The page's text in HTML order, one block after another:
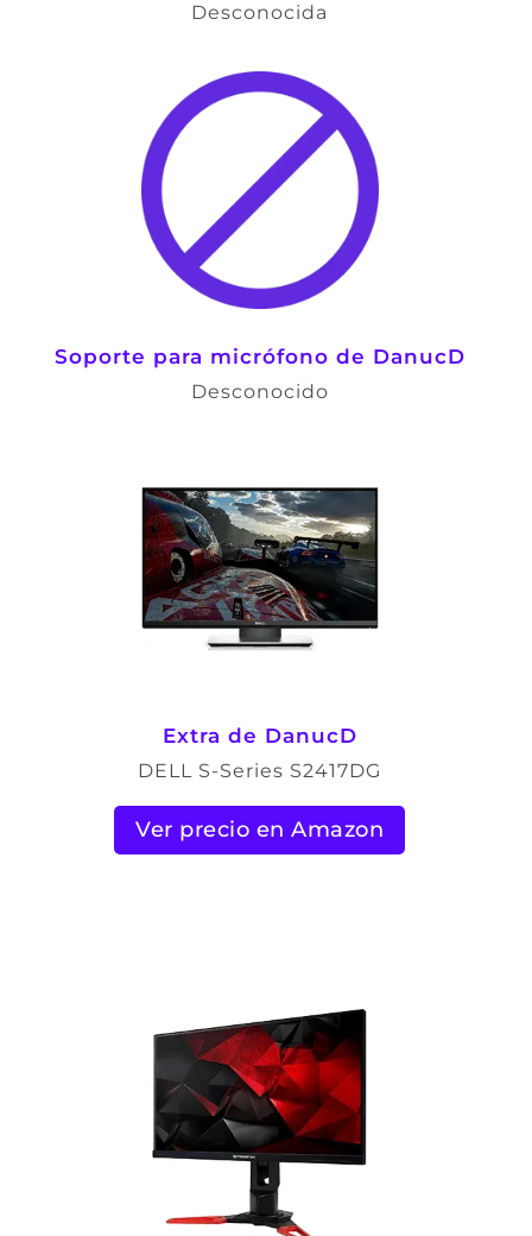
Desconocida
Soporte para micrófono de DanucD
Desconocido
Extra de DanucD
DELL S-Series S2417DG
Ver precio en Amazon